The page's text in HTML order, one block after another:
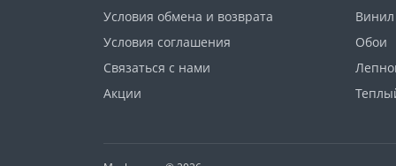
Условия обмена и возврата
Условия соглашения
Связаться с нами
Акции
Винил
Обои